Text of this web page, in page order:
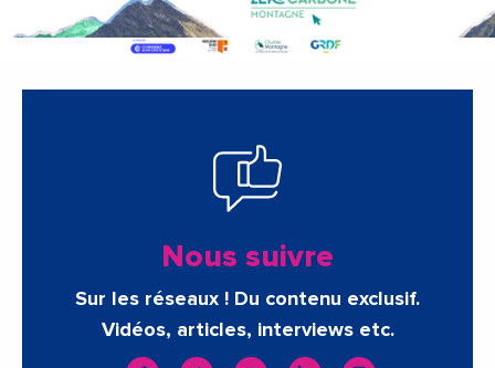
Nous suivre
Sur les réseaux ! Du contenu exclusif.
Vidéos, articles, interviews etc.